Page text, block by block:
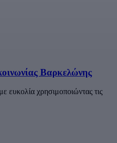
Βαρκελώνης
ευκολία χρησιμοποιώντας τις